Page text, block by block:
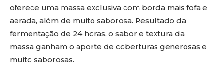
oferece uma massa exclusiva com borda mais fofa e
aerada, além de muito saborosa. Resultado da
fermentação de 24 horas, o sabor e textura da
massa ganham o aporte de coberturas generosas e
muito saborosas.